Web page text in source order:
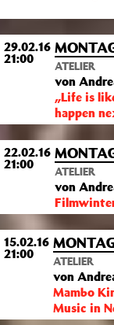
29.02.16
21:00 ATELIER
von
„Life is
happen
22.02.16
21:00 ATELIER
von
15.02.16
21:00 ATELIER
von
Mambo
Music in